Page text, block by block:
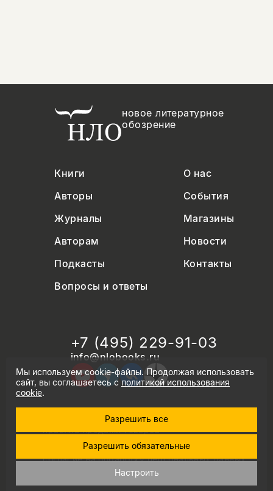
новое литературное
обозрение
Книги
О нас
Авторы
События
Журналы
Магазины
Авторам
Новости
Подкасты
Контакты
Вопросы и ответы
+7 (495) 229-91-03
info@nlobooks.ru
© Новое литературное обозрение. 2026
правила продажи товаров
политика использования cookie
согласие на обработку персональных данных
дизайн Дмитрия Черногаева
разработка и запуск:
Мы используем cookie-файлы. Продолжая использовать
сайт, вы соглашаетесь сполитикой использования
cookie.
Разрешить все
Разрешить обязательные
Настроить